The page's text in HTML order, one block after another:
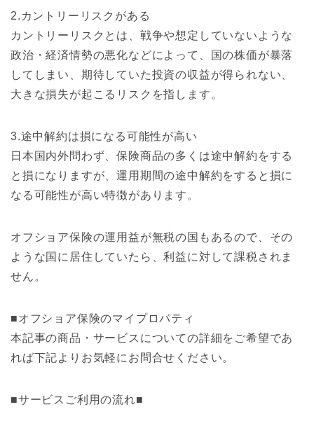
2.カントリーリスクがある
カントリーリスクとは、戦争や想定していないような
政治・経済情勢の悪化などによって、国の株価が暴落
してしまい、期待していた投資の収益が得られない、
大きな損失が起こるリスクを指します。
3.途中解約は損になる可能性が高い
日本国内外問わず、保険商品の多くは途中解約をする
と損になりますが、運用期間の途中解約をすると損に
なる可能性が高い特徴があります。
オフショア保険の運用益が無税の国もあるので、その
ような国に居住していたら、利益に対して課税されま
せん。
■オフショア保険のマイプロパティ
本記事の商品・サービスについての詳細をご希望であ
れば下記よりお気軽にお問合せください。
■サービスご利用の流れ■